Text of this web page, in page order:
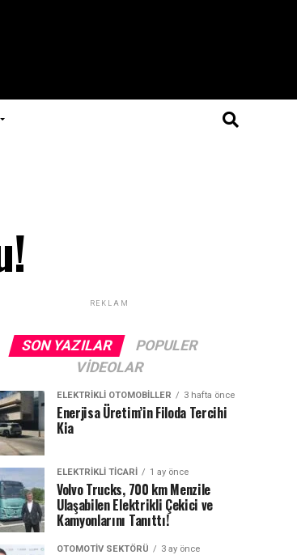
REKLAM
SON YAZILAR
POPULER
VIDEOLAR
ELEKTRIKLI OTOMOBILLER 3 hafta önce
Enerjisa Üretim’in Filoda Tercihi
Kia
ELEKTRIKLI TICARI 1 ay önce
Volvo Trucks, 700 km Menzile
Ulaşabilen Elektrikli Çekici ve
Kamyonlarını Tanıttı!
OTOMOTIV SEKTÖRÜ 3 ay önce